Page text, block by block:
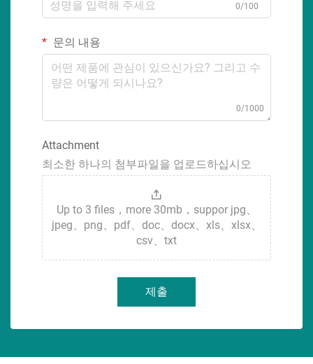
0/100
문의 내용
0/1000
Attachment
최소한 하나의 첨부파일을 업로드하십시오
Up to 3 files，more 30mb，suppor jpg、
jpeg、png、pdf、doc、docx、xls、xlsx、
csv、txt
제출